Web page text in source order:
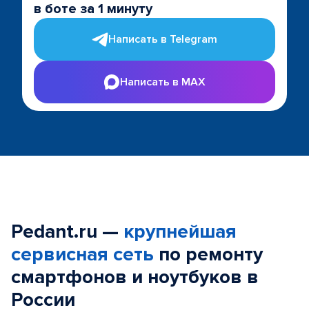
в боте за 1 минуту
Написать в Telegram
Написать в MAX
Pedant.ru — крупнейшая
сервисная сеть по ремонту
смартфонов и ноутбуков в
России